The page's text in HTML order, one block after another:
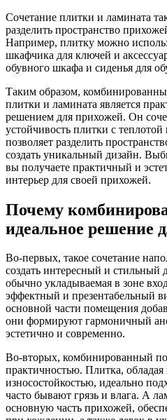
Сочетание плитки и ламината
разделить пространство
Например, плитку можно
шкафчика для ключей и
обувного шкафа и сиденья для
Таким образом,
плитки и ламината является
решением для прихожей. Он
устойчивость плитки с
позволяет разделить
создать уникальный дизайн.
вы получаете практичный и
интерьер для своей прихожей.
Почему
идеальное решение
Во-первых, такое сочетание
создать интересный и стильный
обычно укладываемая в зоне
эффектный и презентабельный
основной части помещения
они формируют гармоничный
эстетично и современно.
Во-вторых, комбинированный
практичностью. Плитка, обладая
износостойкостью, идеально
часто бывают грязь и влага. А
основную часть прихожей,